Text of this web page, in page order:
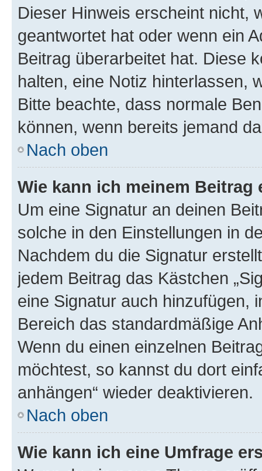
Dieser Hinweis erscheint nicht,
geantwortet hat oder wenn ein
Beitrag überarbeitet hat. Diese
halten, eine Notiz hinterlassen,
Bitte beachte, dass normale
können, wenn bereits jemand
Nach oben
Wie kann ich meinem
Um eine Signatur an deinen
solche in den Einstellungen in
Nachdem du die Signatur
jedem Beitrag das Kästchen
eine Signatur auch hinzufügen,
Bereich das standardmäßige
Wenn du einen einzelnen
möchtest, so kannst du dort
anhängen“ wieder deaktivieren.
Nach oben
Wie kann ich eine Umfrage